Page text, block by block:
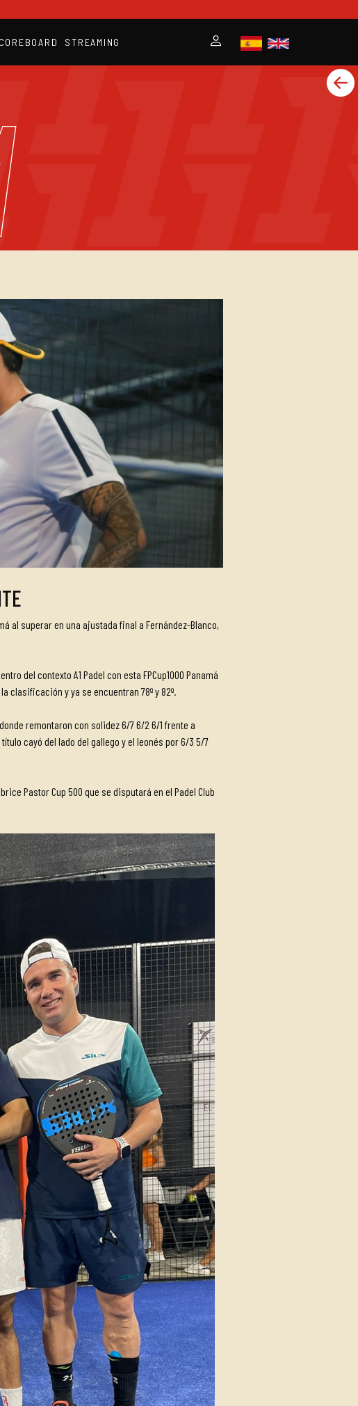
STREAMING
al superar en una ajustada final a Fernández-Blanco,
del contexto A1 Padel con esta FPCup1000 Panamá
clasificación y ya se encuentran 78º y 82º.
remontaron con solidez 6/7 6/2 6/1 frente a
cayó del lado del gallego y el leonés por 6/3 5/7
Pastor Cup 500 que se disputará en el Padel Club